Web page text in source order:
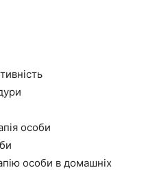
особи
особи в домашніх